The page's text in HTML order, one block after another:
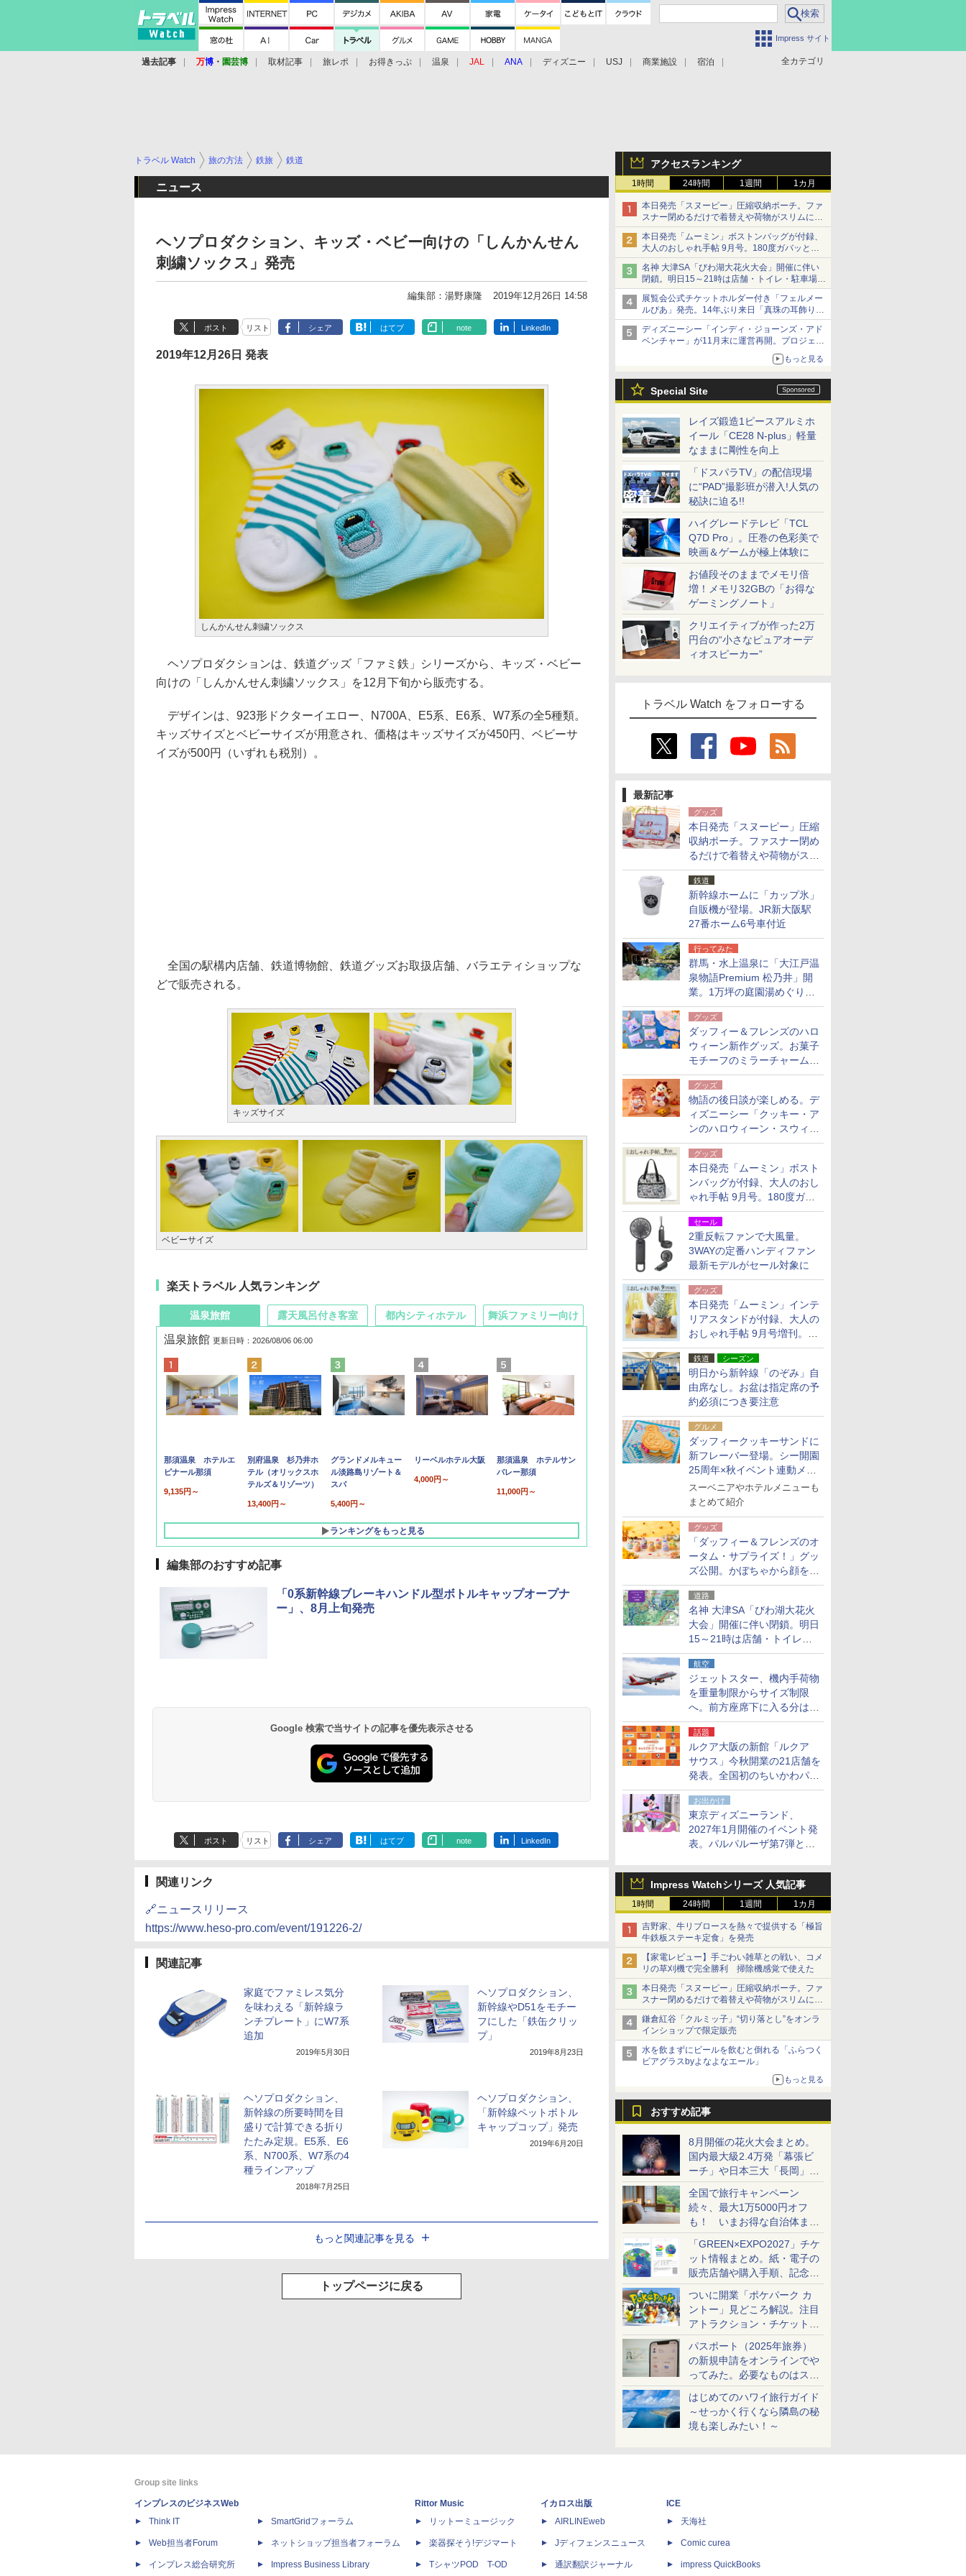
Impress サイト
全カテゴリ
過去記事 万博 ・ 園芸博 取材記事 旅レポ お得きっぷ 温泉 JAL ANA ディズニー USJ 商業施設 宿泊
アクセスランキング
1時間 24時間 1週間 1カ月
本日発売「スヌーピー」圧縮収納ポーチ。ファ
スナー閉めるだけで着替えや荷物がスリムにま
とまる
本日発売「ムーミン」ボストンバッグが付録、
大人のおしゃれ手帖 9月号。180度ガバッと開
いて大容量
名神 大津SA「びわ湖大花火大会」開催に伴い
閉鎖。明日15～21時は店舗・トイレ・駐車場の
利用不可
展覧会公式チケットホルダー付き「フェルメー
ルぴあ」発売。14年ぶり来日「真珠の耳飾りの
少女」ほか37作品のガイド
ディズニーシー「インディ・ジョーンズ・アド
ベンチャー」が11月末に運営再開。プロジェク
ションマッピングを追加、DPAは1500円
もっと見る
Special Site
レイズ鍛造1ピースアルミホ
イール「CE28 N-plus」軽量
なままに剛性を向上
「ドスパラTV」の配信現場
に“PAD”撮影班が潜入!人気の
秘訣に迫る!!
ハイグレードテレビ「TCL
Q7D Pro」。圧巻の色彩美で
映画＆ゲームが極上体験に
お値段そのままでメモリ倍
増！メモリ32GBの「お得な
ゲーミングノート」
クリエイティブが作った2万
円台の“小さなピュアオーデ
ィオスピーカー”
トラベル Watch をフォローする
最新記事
グッズ
本日発売「スヌーピー」圧縮
収納ポーチ。ファスナー閉め
るだけで着替えや荷物がスリ
ムにまとまる
鉄道
新幹線ホームに「カップ氷」
自販機が登場。JR新大阪駅
27番ホーム6号車付近
行ってみた
群馬・水上温泉に「大江戸温
泉物語Premium 松乃井」開
業。1万坪の庭園湯めぐり＆
豪華バイキングを体験してき
た！
グッズ
ダッフィー＆フレンズのハロ
ウィーン新作グッズ。お菓子
モチーフのミラーチャーム/
デザインポーチほか
グッズ
物語の後日談が楽しめる。デ
ィズニーシー「クッキー・ア
ンのハロウィーン・スウィー
トサプライズ」限定グッズ公
開グッズ
本日発売「ムーミン」ボスト
ンバッグが付録、大人のおし
ゃれ手帖 9月号。180度ガバ
ッと開いて大容量
セール
2重反転ファンで大風量。
3WAYの定番ハンディファン
最新モデルがセール対象に
グッズ
本日発売「ムーミン」インテ
リアスタンドが付録、大人の
おしゃれ手帖 9月号増刊。レ
ザー調で高級感ある2個セッ
ト鉄道 シーズン
明日から新幹線「のぞみ」自
由席なし。お盆は指定席の予
約必須につき要注意
グルメ
ダッフィークッキーサンドに
新フレーバー登場。シー開園
25周年×秋イベント連動メニ
ュー
スーベニアやホテルメニューも
まとめて紹介
グッズ
「ダッフィー＆フレンズのオ
ータム・サプライズ！」グッ
ズ公開。かぼちゃから顔をの
ぞかせたぬいぐるみチャーム
ほか
道路
名神 大津SA「びわ湖大花火
大会」開催に伴い閉鎖。明日
15～21時は店舗・トイレ・
駐車場の利用不可
航空
ジェットスター、機内手荷物
を重量制限からサイズ制限
へ。前方座席下に入る分はす
べての運賃で無料に
話題
ルクア大阪の新館「ルクア
サウス」今秋開業の21店舗を
発表。全国初のちいかわパー
クストア/サンリオ新業態1号
店など
お出かけ
東京ディズニーランド、
2027年1月開催のイベント発
表。パルパルーザ第7弾とし
ド」を再演
Impress Watchシリーズ 人気記事
1時間 24時間 1週間 1カ月
吉野家、牛リブロースを熱々で提供する「極旨
牛鉄板ステーキ定食」を発売
【家電レビュー】手ごわい雑草との戦い、コメ
リの草刈機で完全勝利 掃除機感覚で使えた
本日発売「スヌーピー」圧縮収納ポーチ。ファ
スナー閉めるだけで着替えや荷物がスリムにま
とまる
鎌倉紅谷「クルミッ子」“切り落とし”をオンラ
インショップで限定販売
水を飲まずにビールを飲むと倒れる「ふらつく
ビアグラスbyよなよなエール」
もっと見る
おすすめ記事
8月開催の花火大会まとめ。
国内最大級2.4万発「幕張ビ
ーチ」や日本三大「長岡」な
ど大型イベント目白押し！
全国で旅行キャンペーン
続々、最大1万5000円オフ
も！ いまお得な自治体まと
め
「GREEN×EXPO2027」チケ
ット情報まとめ。紙・電子の
販売店舗や購入手順、記念チ
ケットも解説
ついに開業「ポケパーク カ
ントー」見どころ解説。注目
アトラクション・チケット手
配・来場前に必要な準備は？
パスポート（2025年旅券）
の新規申請をオンラインでや
ってみた。必要なものはスマ
ホとマイナカードのみ
はじめてのハワイ旅行ガイド
～せっかく行くなら隣島の秘
境も楽しみたい！～
トラベル Watch 旅の方法 鉄旅 鉄道
ニュース
ヘソプロダクション、キッズ・ベビー向けの「しんかんせん
刺繍ソックス」発売
編集部：湯野康隆 2019年12月26日 14:58
ポスト リスト シェア はてブ note LinkedIn
2019年12月26日 発表
しんかんせん刺繍ソックス
ヘソプロダクションは、鉄道グッズ「ファミ鉄」シリーズから、キッズ・ベビー
向けの「しんかんせん刺繍ソックス」を12月下旬から販売する。
デザインは、923形ドクターイエロー、N700A、E5系、E6系、W7系の全5種類。
キッズサイズとベビーサイズが用意され、価格はキッズサイズが450円、ベビーサ
イズが500円（いずれも税別）。
全国の駅構内店舗、鉄道博物館、鉄道グッズお取扱店舗、バラエティショップな
どで販売される。
キッズサイズ
ベビーサイズ
楽天トラベル 人気ランキング
温泉旅館
温泉旅館 更新日時：2026/08/06 06:00
那須温泉 ホテルエ
ピナール那須
9,135円～
別府温泉 杉乃井ホ
テル（オリックスホ
テルズ＆リゾーツ）
13,400円～
グランドメルキュー
ル淡路島リゾート＆
スパ
5,400円～
リーベルホテル大阪
4,000円～
那須温泉 ホテルサン
バレー那須
11,000円～
ランキングをもっと見る
露天風呂付き客室
10,450円～
19,541円～
都内シティホテル 舞浜ファミリー向け
7,950円～
5,758円～
編集部のおすすめ記事
「0系新幹線ブレーキハンドル型ボトルキャップオープナ
ー」、8月上旬発売
Google 検索で当サイトの記事を優先表示させる
ポスト リスト シェア はてブ note LinkedIn
関連リンク
🔗ニュースリリース
https://www.heso-pro.com/event/191226-2/
関連記事
家庭でファミレス気分
を味わえる「新幹線ラ
ンチプレート」にW7系
追加
2019年5月30日
ヘソプロダクション、
新幹線やD51をモチー
フにした「鉄缶クリッ
プ」
2019年8月23日
ヘソプロダクション、
新幹線の所要時間を目
盛りで計算できる折り
たたみ定規。E5系、E6
系、N700系、W7系の4
種ラインアップ
2018年7月25日
ヘソプロダクション、
「新幹線ペットボトル
キャップコップ」発売
2019年6月20日
もっと関連記事を見る
トップページに戻る
Group site links
インプレスのビジネスWeb
Think IT
Web担当者Forum
インプレス総合研究所
SmartGridフォーラム
ネットショップ担当者フォーラム
Impress Business Library
Rittor Music
リットーミュージック
楽器探そう!デジマート
TシャツPOD T-OD
イカロス出版
AIRLINEweb
Jディフェンスニュース
通訳翻訳ジャーナル
ICE
天海社
Comic curea
impress QuickBooks